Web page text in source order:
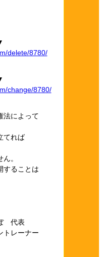
delete/8780/
change/8780/
法によって
てれば
。
することは
代表
トレーナー